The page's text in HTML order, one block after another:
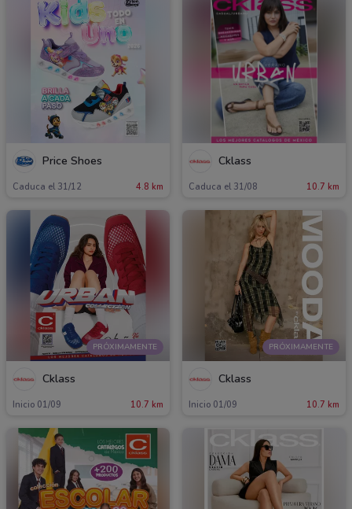
Price Shoes
Caduca el 31/12 4.8 km
Cklass
Caduca el 31/08 10.7 km
PRÓXIMAMENTE
Cklass
Inicio 01/09 10.7 km
PRÓXIMAMENTE
Cklass
Inicio 01/09 10.7 km